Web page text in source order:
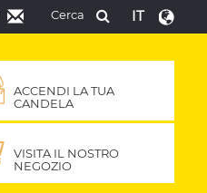
IT
Cerca
ACCENDI LA TUA
CANDELA
VISITA IL NOSTRO
NEGOZIO